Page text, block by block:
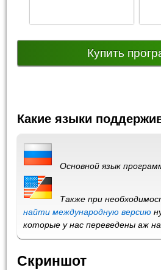
Купить
Какие языки
Основной язык
Также при
найти международную версию
которые у нас переведены аж
Скриншот